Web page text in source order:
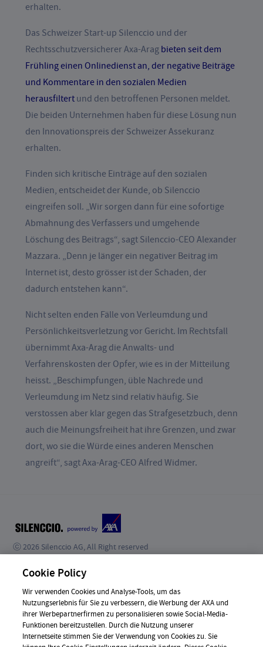
erhalten.
Das Schweizer Start-up Silenccio und der
Rechtsschutzversicherer Axa-Arag bieten seit dem
Frühling einen Onlinedienst an, der negative Beiträge
und Kommentare in den sozialen Medien
herausfiltert und den betroffenen Personen meldet.
Die beiden Unternehmen haben für diese Lösung nun
den Innovationspreis der Schweizer Assekuranz
erhalten.
Finden sich kritische Einträge auf den sozialen
Medien, entscheidet der Kunde, ob Silenccio
eingreifen soll. „Wir sorgen dann für eine sofortige
Abmahnung des Verfassers und umgehende
Löschung des Beitrags“, sagt Silenccio-CEO Alexander
Mazzara. „Denn je länger ein negativer Beitrag im
Internet ist, desto grösser ist der Schaden, der
dadurch entstehen kann“.
Nicht selten enden Fälle von Verleumdung und
Persönlichkeitsverletzung vor Gericht. Im Rechtsfall
übernimmt Axa-Arag die Anwalts- und
Verfahrenskosten der Opfer, wie es in der Mitteilung
heisst. „Beschimpfungen, üble Nachrede und
Verleumdung im Netz sind relativ häufig. Sie
verstossen aber klar gegen das Strafgesetzbuch, denn
auch die Meinungsfreiheit hat ihre Grenzen, und zwar
dort, wo sie die Würde eines anderen Menschen
angreift“, sagt Axa-Arag-CEO Alfred Widmer.
ⓒ 2026 Silenccio AG, All Right reserved
KONTAKT
JOBS
NEWS
DATENSCHUTZ
Cookie Policy
Wir verwenden Cookies und Analyse-Tools, um das
Nutzungserlebnis für Sie zu verbessern, die Werbung der AXA und
ihrer Werbepartnerfirmen zu personalisieren sowie Social-Media-
Funktionen bereitzustellen. Durch die Nutzung unserer
Internetseite stimmen Sie der Verwendung von Cookies zu. Sie